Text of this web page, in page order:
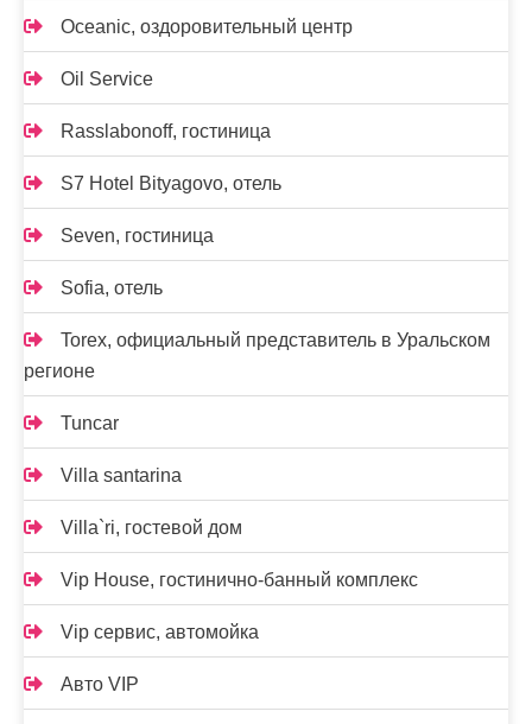
Oceanic, оздоровительный центр
Oil Service
Rasslabonoff, гостиница
S7 Hotel Bityagovo, отель
Seven, гостиница
Sofia, отель
Torex, официальный представитель в Уральском
регионе
Tuncar
Villa santarina
Villa`ri, гостевой дом
Vip House, гостинично-банный комплекс
Vip сервис, автомойка
Авто VIP